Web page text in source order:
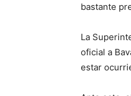
bastante
La
oficial a
estar